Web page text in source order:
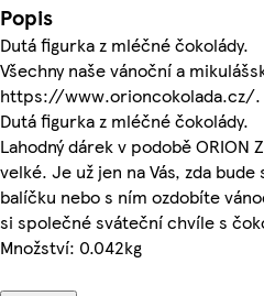
Popis
Dutá figurka z mléčné čokolády.
Všechny naše vánoční a
https://www.orioncokolada.cz/.
Dutá figurka z mléčné čokolády.
Lahodný dárek v podobě
velké. Je už jen na Vás, zda
balíčku nebo s ním ozdobíte
si společné sváteční chvíle s
Množství: 0.042kg